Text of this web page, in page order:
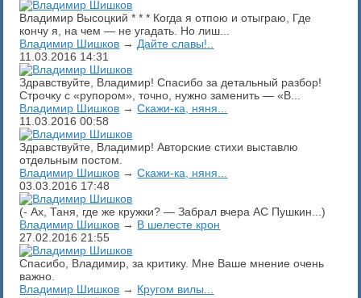
Владимир Высоцкий * * * Когда я отпою и отыграю, Где
кончу я, на чем — не угадать. Но лиш...
Владимир Шишков →Дайте славы!..
11.03.2016 14:31
Здравствуйте, Владимир! Спасибо за детальный разбор!
Строчку с «рупором», точно, нужно заменить — «В...
Владимир Шишков →Скажи-ка, няня...
11.03.2016 00:58
Здравствуйте, Владимир! Авторские стихи выставлю
отдельным постом.
Владимир Шишков →Скажи-ка, няня...
03.03.2016 17:48
(- Ах, Таня, где же кружки? — Забрал вчера АС Пушкин...)
Владимир Шишков → В шелесте крон
27.02.2016 21:55
Спасибо, Владимир, за критику. Мне Ваше мнение очень
важно.
Владимир Шишков → Кругом вилы...